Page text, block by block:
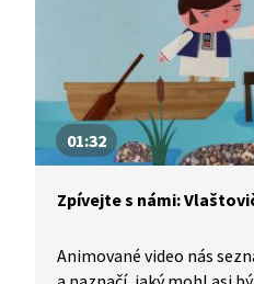
01:32
Zpívejte s námi:
Animované video nás